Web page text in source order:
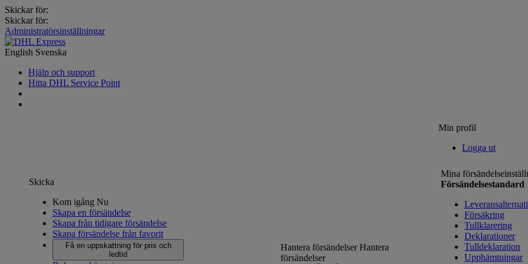
Skickar för:
Skickar för:
Administratörsinställningar
English Svenska
Hjälp och support
Hitta DHL Service Point
Min profil
Logga ut
Skicka
Kom igång Nu
Skapa en försändelse
Skapa från tidigare försändelse
Skapa försändelse från favorit
Få en uppskattning för pris och
ledtid
Hantera försändelserHantera
försändelser
Mina
Försändelsestandard
Försäkring
Tullklarering
Deklarationer
Tulldeklaration
Upphämtningar